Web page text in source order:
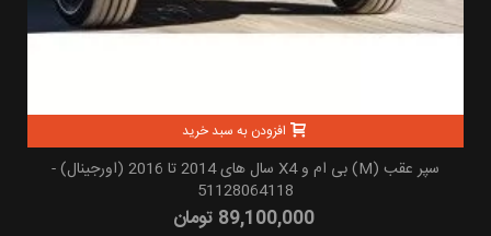
افزودن به سبد خرید
سپر عقب (M) بی ام و X4 سال های 2014 تا 2016 (اورجینال) -
51128064118
89,100,000 تومان